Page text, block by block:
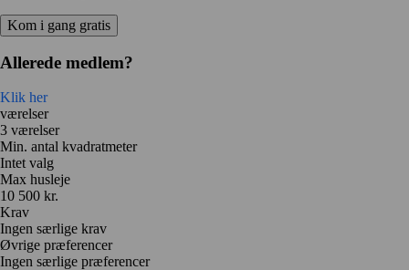
Kom i gang gratis
Allerede medlem?
Klik her
værelser
3 værelser
Min. antal kvadratmeter
Intet valg
Max husleje
10 500 kr.
Krav
Ingen særlige krav
Øvrige præferencer
Ingen særlige præferencer